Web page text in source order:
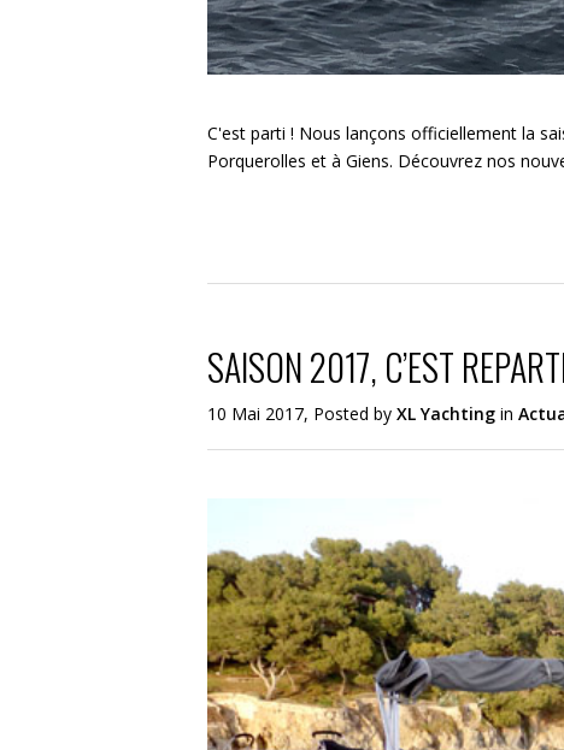
C'est parti ! Nous lançons officiellement la
Porquerolles et à Giens. Découvrez nos
SAISON 2017, C’EST
10 Mai 2017, Posted by XL Yachting in